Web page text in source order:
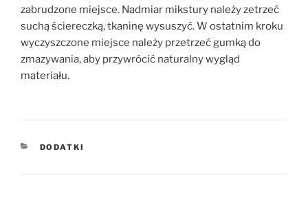
zabrudzone miejsce. Nadmiar mikstury należy zetrzeć
suchą ściereczką, tkaninę wysuszyć. W ostatnim kroku
wyczyszczone miejsce należy przetrzeć gumką do
zmazywania, aby przywrócić naturalny wygląd
materiału.
KATEGORIE
DODATKI